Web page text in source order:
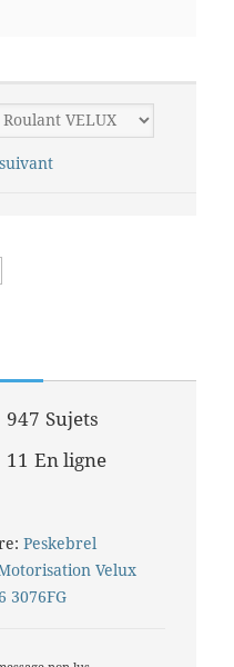
947 Sujets
11 En ligne
Peskebrel
Velux
3076FG